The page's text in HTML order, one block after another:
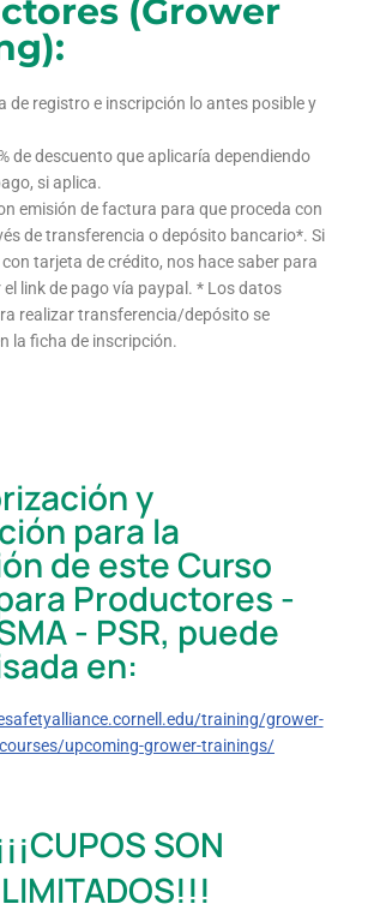
(Grower
de registro e inscripción lo antes posible y
de descuento que aplicaría dependiendo
si aplica.
emisión de factura para que proceda con
de transferencia o depósito bancario*. Si
tarjeta de crédito, nos hace saber para
el link de pago vía paypal. * Los datos
realizar transferencia/depósito se
la ficha de inscripción.
y
para la
de este Curso
Productores -
- PSR, puede
en:
training/grower-
upcoming-grower-trainings/
SON
LIMITADOS!!!